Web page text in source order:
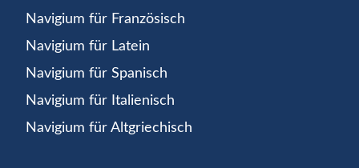
Navigium für Französisch
Navigium für Latein
Navigium für Spanisch
Navigium für Italienisch
Navigium für Altgriechisch